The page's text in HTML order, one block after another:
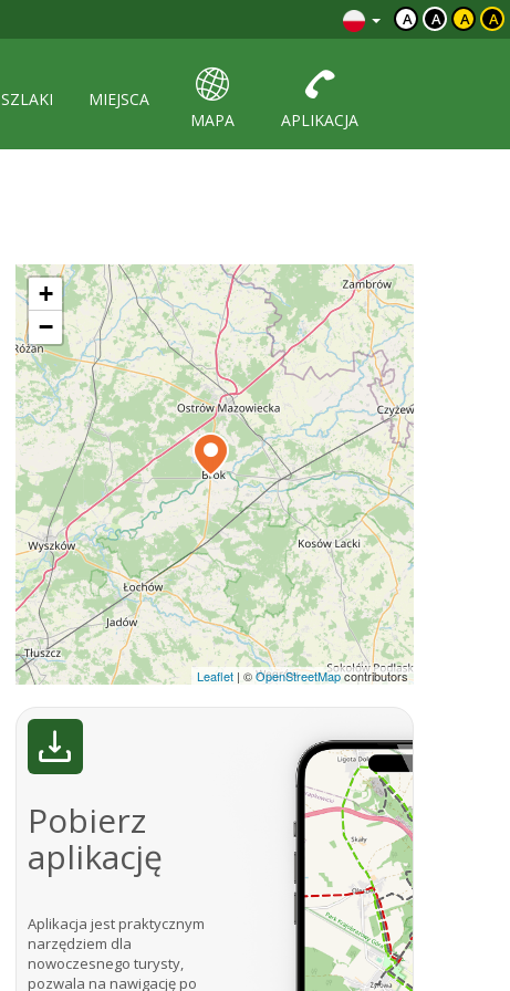
A A A A
SZLAKI
MIEJSCA
MAPA
APLIKACJA
+
−
Leaflet | ©OpenStreetMapcontributors
Pobierz
aplikację
Aplikacja jest praktycznym
narzędziem dla
nowoczesnego turysty,
pozwala na nawigację po